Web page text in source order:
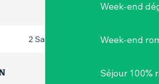
Week-end
Week-end
Séjour 100%
2 Salle(s)